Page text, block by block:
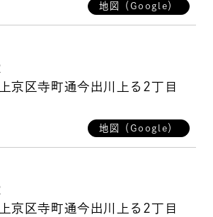
地図（Google）
京区寺町通今出川上る2丁目
地図（Google）
京区寺町通今出川上る2丁目